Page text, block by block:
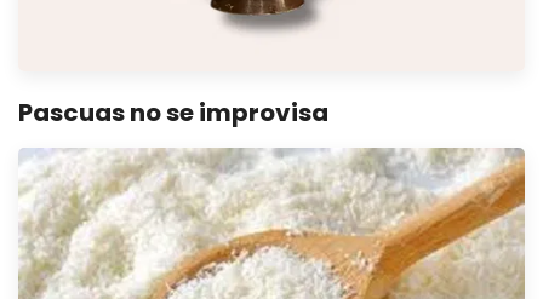
Pascuas no se improvisa